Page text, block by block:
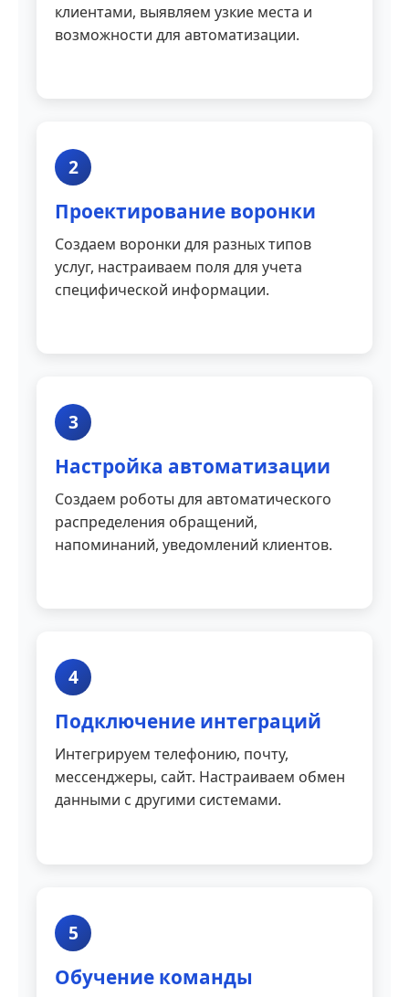
клиентами, выявляем узкие места и
возможности для автоматизации.
2
Проектирование воронки
Создаем воронки для разных типов
услуг, настраиваем поля для учета
специфической информации.
3
Настройка автоматизации
Создаем роботы для автоматического
распределения обращений,
напоминаний, уведомлений клиентов.
4
Подключение интеграций
Интегрируем телефонию, почту,
мессенджеры, сайт. Настраиваем обмен
данными с другими системами.
5
Обучение команды